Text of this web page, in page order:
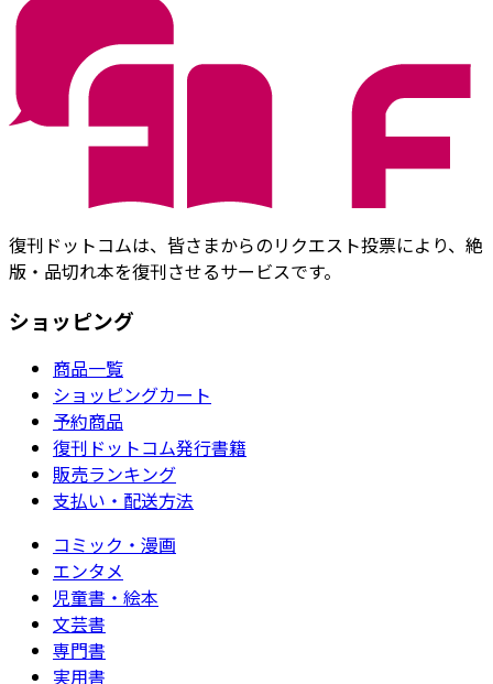
復刊ドットコムは、皆さまからのリクエスト投票により、絶
版・品切れ本を復刊させるサービスです。
ショッピング
商品一覧
ショッピングカート
予約商品
復刊ドットコム発行書籍
販売ランキング
支払い・配送方法
コミック・漫画
エンタメ
児童書・絵本
文芸書
専門書
実用書